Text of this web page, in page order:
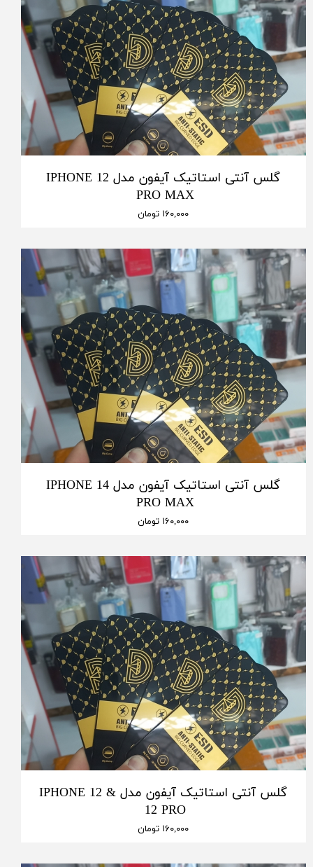
گلس آنتی استاتیک آیفون مدل IPHONE 12
PRO MAX
۱۶۰,۰۰۰ تومان
گلس آنتی استاتیک آیفون مدل IPHONE 14
PRO MAX
۱۶۰,۰۰۰ تومان
گلس آنتی استاتیک آیفون مدل IPHONE 12 &
12 PRO
۱۶۰,۰۰۰ تومان